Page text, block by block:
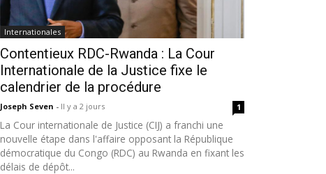
Internationales
Contentieux RDC-Rwanda : La Cour
Internationale de la Justice fixe le
calendrier de la procédure
Joseph Seven - Il y a 2 jours 1
La Cour internationale de Justice (CIJ) a franchi une
nouvelle étape dans l'affaire opposant la République
démocratique du Congo (RDC) au Rwanda en fixant les
délais de dépôt...